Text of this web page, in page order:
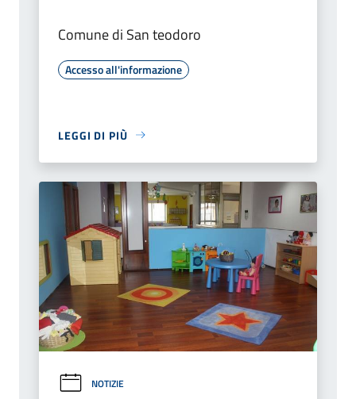
Comune di San teodoro
Accesso all'informazione
LEGGI DI PIÙ
NOTIZIE